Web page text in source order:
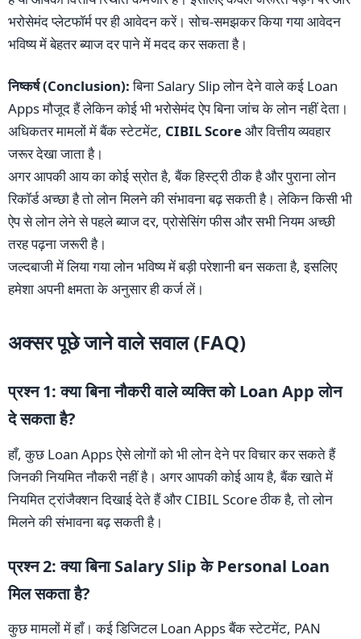
भरोसेमंद प्लेटफॉर्म पर ही आवेदन करें। सोच-समझकर किया गया आवेदन
भविष्य में बेहतर ब्याज दर पाने में मदद कर सकता है।
निष्कर्ष (Conclusion):बिना Salary Slip लोन देने वाले कई Loan
Apps मौजूद हैं लेकिन कोई भी भरोसेमंद ऐप बिना जांच के लोन नहीं देता।
अधिकतर मामलों में बैंक स्टेटमेंट, CIBIL Scoreऔर वित्तीय व्यवहार
जरूर देखा जाता है।
अगर आपकी आय का कोई स्रोत है, बैंक हिस्ट्री ठीक है और पुराना लोन
रिकॉर्ड अच्छा है तो लोन मिलने की संभावना बढ़ सकती है। लेकिन किसी भी
ऐप से लोन लेने से पहले ब्याज दर, प्रोसेसिंग फीस और सभी नियम अच्छी
तरह पढ़ना जरूरी है।
जल्दबाजी में लिया गया लोन भविष्य में बड़ी परेशानी बन सकता है, इसलिए
हमेशा अपनी क्षमता के अनुसार ही कर्ज लें।
अक्सर पूछे जाने वाले सवाल (FAQ)
प्रश्न 1: क्या बिना नौकरी वाले व्यक्ति को Loan App लोन
दे सकता है?
हाँ, कुछ Loan Apps ऐसे लोगों को भी लोन देने पर विचार कर सकते हैं
जिनकी नियमित नौकरी नहीं है। अगर आपकी कोई आय है, बैंक खाते में
नियमित ट्रांजैक्शन दिखाई देते हैं और CIBIL Score ठीक है, तो लोन
मिलने की संभावना बढ़ सकती है।
प्रश्न 2: क्या बिना Salary Slip के Personal Loan
मिल सकता है?
कुछ मामलों में हाँ। कई डिजिटल Loan Apps बैंक स्टेटमेंट, PAN